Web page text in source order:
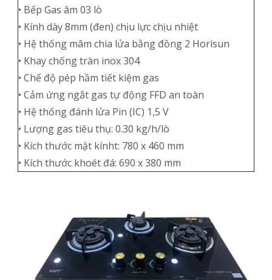
• Bếp Gas âm 03 lò
• Kính dày 8mm (đen) chịu lực chịu nhiệt
• Hệ thống mâm chia lửa bằng đồng 2 Horisun
• Khay chống tràn inox 304
• Chế độ pép hầm tiết kiệm gas
• Cảm ứng ngắt gas tự động FFD an toàn
• Hệ thống đánh lửa Pin (IC) 1,5 V
• Lượng gas tiêu thụ: 0.30 kg/h/lò
• Kích thước mặt kínht: 780 x 460 mm
• Kích thước khoét đá: 690 x 380 mm